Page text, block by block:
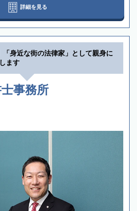
詳細を見る
「身近な街の法律家」として親身に
ます
事務所